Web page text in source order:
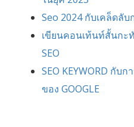
Seo 2024 กับเคล็ดลับ
เขียนคอนเท้นท์สั้นกะ
SEO
SEO KEYWORD กับ
ของ GOOGLE